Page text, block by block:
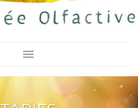
Toggle Navigation